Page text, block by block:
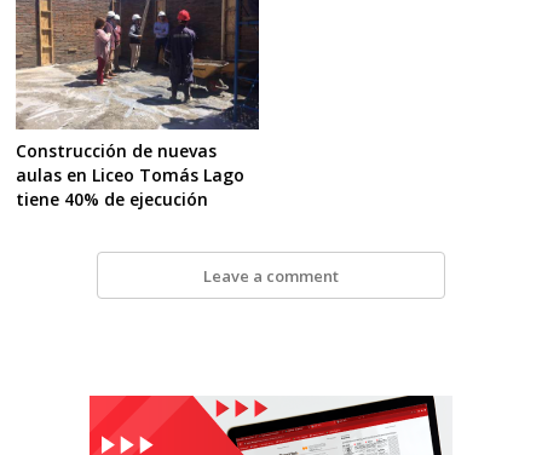
Construcción de nuevas
aulas en Liceo Tomás Lago
tiene 40% de ejecución
Leave a comment